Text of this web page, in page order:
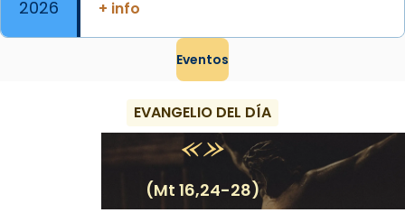
2026
+ info
Eventos
EVANGELIO DEL DÍA
(Mt 16,24-28)